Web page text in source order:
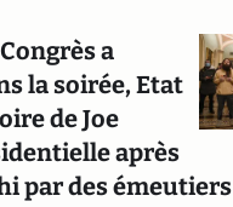
a
la soirée, Etat
de Joe
après
par des émeutiers